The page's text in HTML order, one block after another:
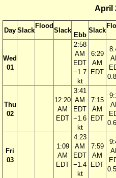
April
Day Slack
Flood
Slack
Ebb
Slack
Wed
01
2:58
AM
EDT
−1.7
kt
6:29
AM
EDT
Thu
02
12:20
AM
EDT
3:41
AM
EDT
−1.6
kt
7:15
AM
EDT
Fri
03
1:09
AM
EDT
4:23
AM
EDT
−1.4
kt
7:59
AM
EDT